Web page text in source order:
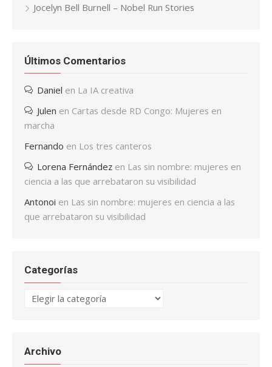
Jocelyn Bell Burnell – Nobel Run Stories
Últimos Comentarios
Daniel en La IA creativa
Julen en Cartas desde RD Congo: Mujeres en
marcha
Fernando en Los tres canteros
Lorena Fernández en Las sin nombre: mujeres en
ciencia a las que arrebataron su visibilidad
Antonoi en Las sin nombre: mujeres en ciencia a las
que arrebataron su visibilidad
Categorías
Categorías
Archivo